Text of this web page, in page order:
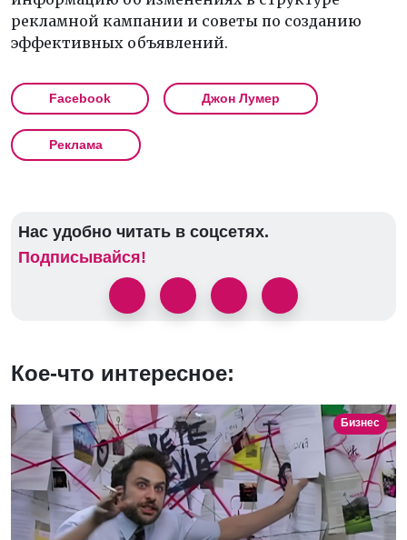
рекламной кампании и советы по созданию
эффективных объявлений.
Facebook Джон Лумер
Реклама
Нас удобно читать в соцсетях.
Подписывайся!
Кое-что интересное:
Бизнес